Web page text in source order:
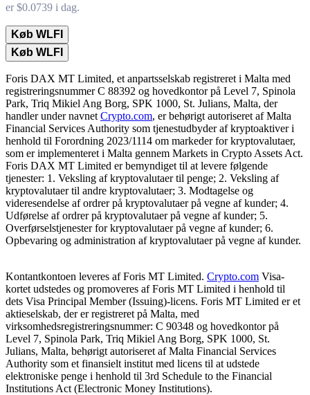
er $0.0739 i dag.
Køb WLFI
Køb WLFI
Foris DAX MT Limited, et anpartsselskab registreret i Malta med
registreringsnummer C 88392 og hovedkontor på Level 7, Spinola
Park, Triq Mikiel Ang Borg, SPK 1000, St. Julians, Malta, der
handler under navnet Crypto.com, er behørigt autoriseret af Malta
Financial Services Authority som tjenestudbyder af kryptoaktiver i
henhold til Forordning 2023/1114 om markeder for kryptovalutaer,
som er implementeret i Malta gennem Markets in Crypto Assets Act.
Foris DAX MT Limited er bemyndiget til at levere følgende
tjenester: 1. Veksling af kryptovalutaer til penge; 2. Veksling af
kryptovalutaer til andre kryptovalutaer; 3. Modtagelse og
videresendelse af ordrer på kryptovalutaer på vegne af kunder; 4.
Udførelse af ordrer på kryptovalutaer på vegne af kunder; 5.
Overførselstjenester for kryptovalutaer på vegne af kunder; 6.
Opbevaring og administration af kryptovalutaer på vegne af kunder.
Kontantkontoen leveres af Foris MT Limited. Crypto.com Visa-
kortet udstedes og promoveres af Foris MT Limited i henhold til
dets Visa Principal Member (Issuing)-licens. Foris MT Limited er et
aktieselskab, der er registreret på Malta, med
virksomhedsregistreringsnummer: C 90348 og hovedkontor på
Level 7, Spinola Park, Triq Mikiel Ang Borg, SPK 1000, St.
Julians, Malta, behørigt autoriseret af Malta Financial Services
Authority som et finansielt institut med licens til at udstede
elektroniske penge i henhold til 3rd Schedule to the Financial
Institutions Act (Electronic Money Institutions).